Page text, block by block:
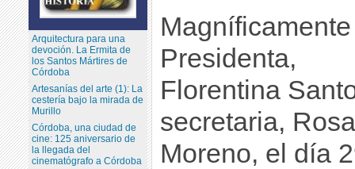
Presidenta,
Florentina
secretaria,
Moreno, el día
Arquitectura para una
devoción. La Ermita de
los Santos Mártires de
Córdoba
Artesanías del arte (1): La
cestería bajo la mirada de
Murillo
Córdoba, una ciudad de
cine: 125 aniversario de
la llegada del
cinematógrafo a Córdoba